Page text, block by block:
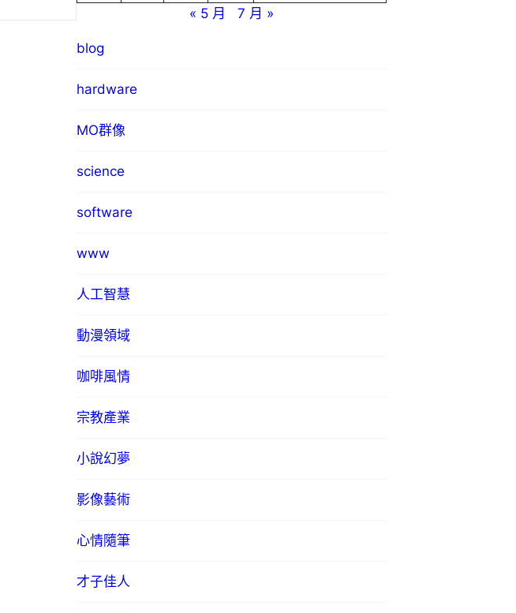
« 5 月
7 月 »
blog
hardware
MO群像
science
software
www
人工智慧
動漫領域
咖啡風情
宗教產業
小說幻夢
影像藝術
心情隨筆
才子佳人